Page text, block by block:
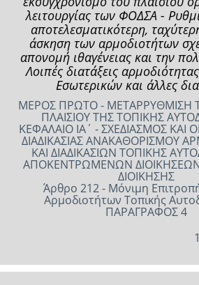
λειτουργίας των ΦΟΔΣΑ -
αποτελεσματικότερη,
άσκηση των αρμοδιοτήτων
απονομή ιθαγένειας και την
Λοιπές διατάξεις
Εσωτερικών και άλλες
ΜΕΡΟΣ ΠΡΩΤΟ - ΜΕΤΑΡΡΥΘΜΙΣΗ
ΠΛΑΙΣΙΟΥ ΤΗΣ ΤΟΠΙΚΗΣ
ΚΕΦΑΛΑΙΟ ΙΑ΄ - ΣΧΕΔΙΑΣΜΟΣ ΚΑΙ
ΔΙΑΔΙΚΑΣΙΑΣ ΑΝΑΚΑΘΟΡΙΣΜΟΥ
ΚΑΙ ΔΙΑΔΙΚΑΣΙΩΝ ΤΟΠΙΚΗΣ
ΑΠΟΚΕΝΤΡΩΜΕΝΩΝ
ΔΙΟΙΚΗΣΗΣ
Άρθρο 212 - Μόνιμη
Αρμοδιοτήτων Τοπικής
ΠΑΡΑΓΡΑΦΟΣ 4